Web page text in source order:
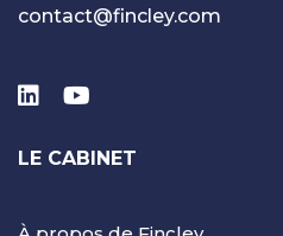
contact@fincley.com
LE CABINET